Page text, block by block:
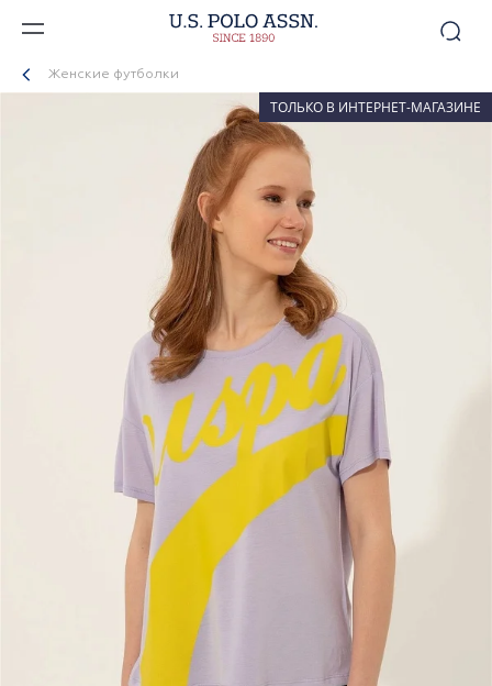
Женские футболки
ТОЛЬКО В ИНТЕРНЕТ-МАГАЗИНЕ